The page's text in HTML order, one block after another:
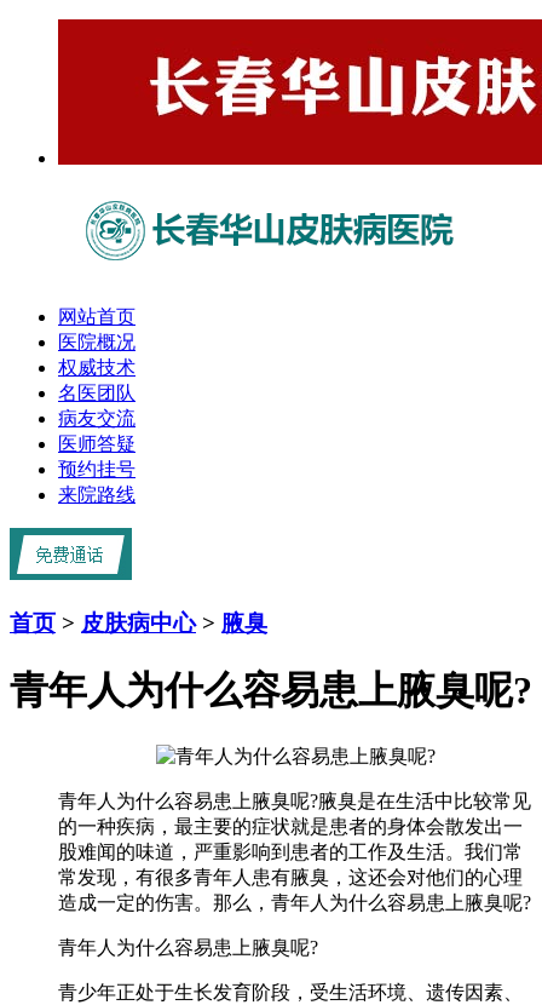
网站首页
医院概况
权威技术
名医团队
病友交流
医师答疑
预约挂号
来院路线
首页 > 皮肤病中心> 腋臭
青年人为什么容易患上腋臭呢?
青年人为什么容易患上腋臭呢?腋臭是在生活中比较常见
的一种疾病，最主要的症状就是患者的身体会散发出一
股难闻的味道，严重影响到患者的工作及生活。我们常
常发现，有很多青年人患有腋臭，这还会对他们的心理
造成一定的伤害。那么，青年人为什么容易患上腋臭呢?
青年人为什么容易患上腋臭呢?
青少年正处于生长发育阶段，受生活环境、遗传因素、